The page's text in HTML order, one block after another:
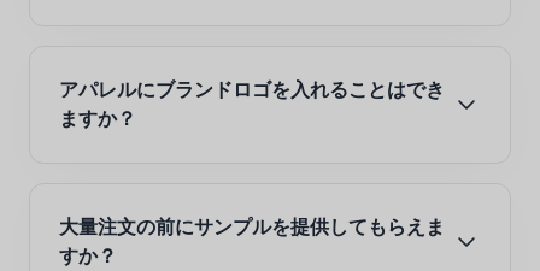
アパレルにブランドロゴを入れることはでき
ますか？
大量注文の前にサンプルを提供してもらえま
すか？